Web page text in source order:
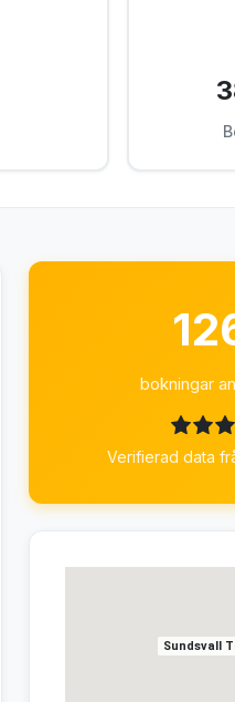
bokningar
Verifierad data
Sundsvall